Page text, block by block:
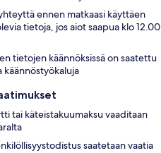
ennen matkaasi käyttäen
tietoja, jos aiot saapua klo 12.00
tietojen käännöksissä on saatettu
käännöstyökaluja
tai käteistakuumaksu vaaditaan
saatetaan vaatia